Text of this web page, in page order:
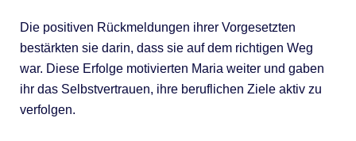
Die positiven Rückmeldungen ihrer Vorgesetzten
bestärkten sie darin, dass sie auf dem richtigen Weg
war. Diese Erfolge motivierten Maria weiter und gaben
ihr das Selbstvertrauen, ihre beruflichen Ziele aktiv zu
verfolgen.